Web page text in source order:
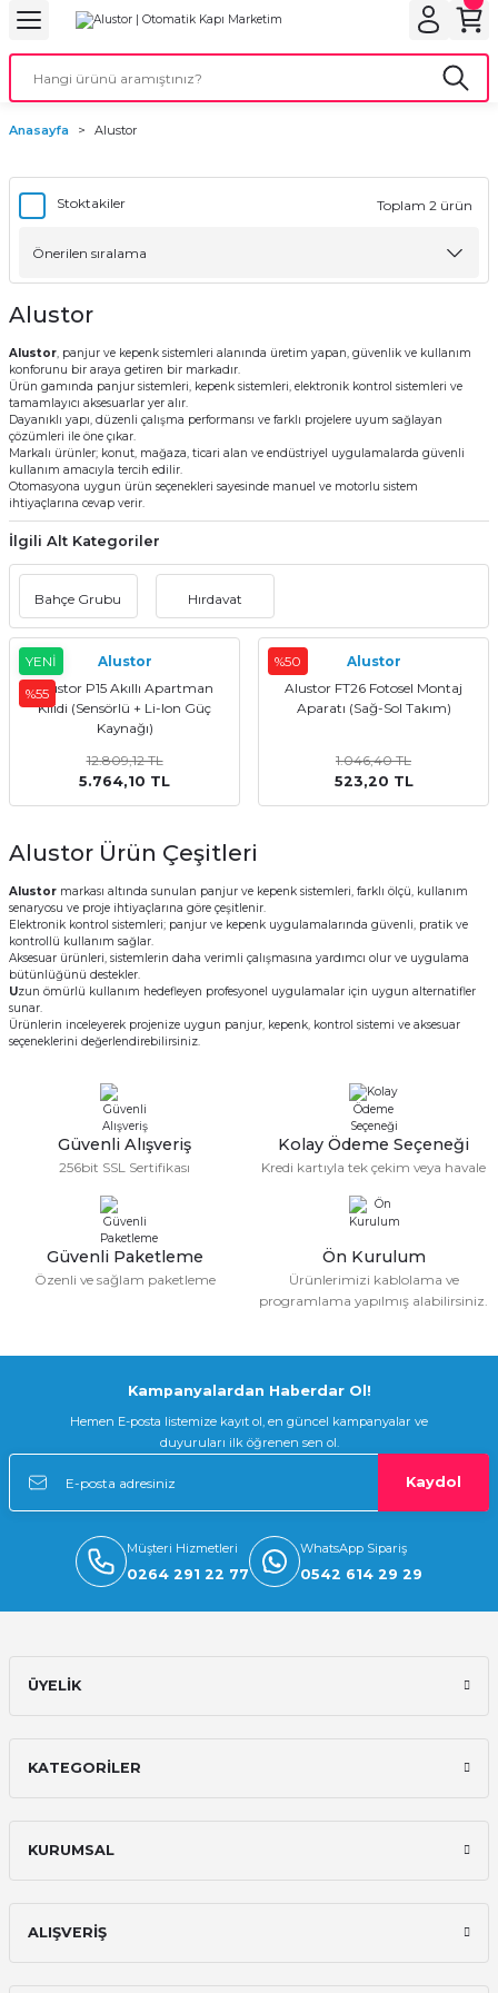
Geri Dön
Geri Dön
Motorlar
(UPS)
Geri Dön
Geri Dön
Geri Dön
Anasayfa Alustor
Stoktakiler Toplam 2 ürün
Alustor
Alustor, panjur ve kepenk sistemleri alanında üretim yapan, güvenlik ve kullanım
konforunu bir araya getiren bir markadır.
Ürün gamında panjur sistemleri, kepenk sistemleri, elektronik kontrol sistemleri ve
tamamlayıcı aksesuarlar yer alır.
Dayanıklı yapı, düzenli çalışma performansı ve farklı projelere uyum sağlayan
çözümleri ile öne çıkar.
Markalı ürünler; konut, mağaza, ticari alan ve endüstriyel uygulamalarda güvenli
kullanım amacıyla tercih edilir.
Otomasyona uygun ürün seçenekleri sayesinde manuel ve motorlu sistem
ihtiyaçlarına cevap verir.
İlgili Alt Kategoriler
Bahçe Grubu Hırdavat
YENİ
%55
Alustor
Alustor P15 Akıllı Apartman
Kilidi (Sensörlü + Li-Ion Güç
Kaynağı)
12.809,12 TL
5.764,10 TL
%50
Alustor
Alustor FT26 Fotosel Montaj
Aparatı (Sağ-Sol Takım)
1.046,40 TL
523,20 TL
Alustor Ürün Çeşitleri
Alustor markası altında sunulan panjur ve kepenk sistemleri, farklı ölçü, kullanım
senaryosu ve proje ihtiyaçlarına göre çeşitlenir.
Elektronik kontrol sistemleri; panjur ve kepenk uygulamalarında güvenli, pratik ve
kontrollü kullanım sağlar.
Aksesuar ürünleri, sistemlerin daha verimli çalışmasına yardımcı olur ve uygulama
bütünlüğünü destekler.
Uzun ömürlü kullanım hedefleyen profesyonel uygulamalar için uygun alternatifler
sunar.
Ürünlerin inceleyerek projenize uygun panjur, kepenk, kontrol sistemi ve aksesuar
seçeneklerini değerlendirebilirsiniz.
Güvenli Alışveriş
256bit SSL Sertifikası
Kolay Ödeme Seçeneği
Kredi kartıyla tek çekim veya havale
Güvenli Paketleme
Özenli ve sağlam paketleme
Ön Kurulum
Ürünlerimizi kablolama ve
programlama yapılmış alabilirsiniz.
Kampanyalardan Haberdar Ol!
Hemen E-posta listemize kayıt ol, en güncel kampanyalar ve
duyuruları ilk öğrenen sen ol.
Kaydol
Müşteri Hizmetleri
0264 291 22 77
WhatsApp Sipariş
0542 614 29 29
ÜYELİK
KATEGORİLER
KURUMSAL
ALIŞVERİŞ